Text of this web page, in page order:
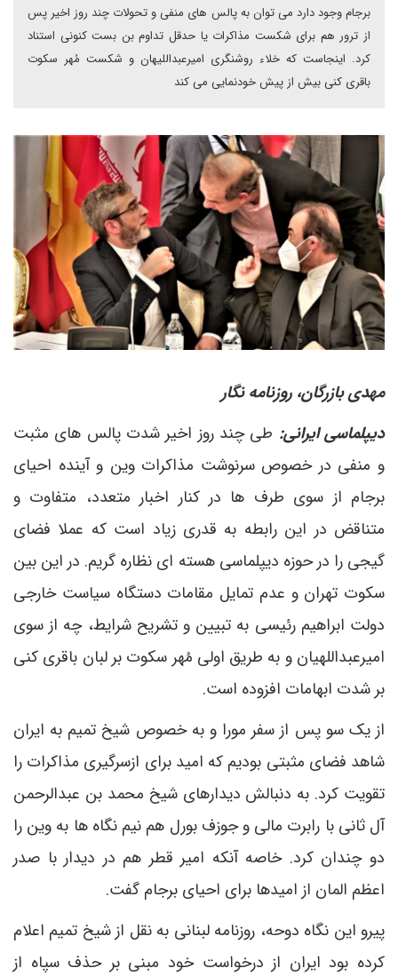
برجام وجود دارد می توان به پالس های منفی و تحولات چند روز اخیر پس
از ترور هم برای شکست مذاکرات یا حدقل تداوم بن بست کنونی استناد
کرد. اینجاست که خلاء روشنگری امیرعبداللیهان و شکست مُهر سکوت
باقری کنی بیش از پیش خودنمایی می کند
مهدی بازرگان، روزنامه نگار
دیپلماسی ایرانی: طی چند روز اخیر شدت پالس های مثبت
و منفی در خصوص سرنوشت مذاکرات وین و آینده احیای
برجام از سوی طرف ها در کنار اخبار متعدد، متفاوت و
متناقض در این رابطه به قدری زیاد است که عملا فضای
گیجی را در حوزه دیپلماسی هسته ای نظاره گریم. در این بین
سکوت تهران و عدم تمایل مقامات دستگاه سیاست خارجی
دولت ابراهیم رئیسی به تبیین و تشریح شرایط، چه از سوی
امیرعبداللهیان و به طریق اولی مُهر سکوت بر لبان باقری کنی
بر شدت ابهامات افزوده است.
از یک سو پس از سفر مورا و به خصوص شیخ تمیم به ایران
شاهد فضای مثبتی بودیم که امید برای ازسرگیری مذاکرات را
تقویت کرد. به دنبالش دیدارهای شیخ محمد بن عبدالرحمن
آل ثانی با رابرت مالی و جوزف بورل هم نیم نگاه ها به وین را
دو چندان کرد. خاصه آنکه امیر قطر هم در دیدار با صدر
اعظم المان از امیدها برای احیای برجام گفت.
پیرو این نگاه دوحه، روزنامه لبنانی به نقل از شیخ تمیم اعلام
کرده بود ایران از درخواست خود مبنی بر حذف سپاه از